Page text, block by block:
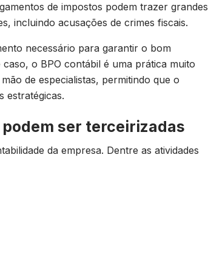
de impostos podem trazer grandes
incluindo acusações de crimes fiscais.
necessário para garantir o bom
o BPO contábil é uma prática muito
de especialistas, permitindo que o
estratégicas.
ser terceirizadas
da empresa. Dentre as atividades